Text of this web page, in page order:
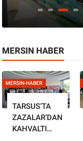
MERSIN HABER
MERSIN-HABER
TARSUS’TA
ZAZALAR’DAN
KAHVALTI